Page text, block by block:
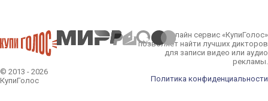
© 2013 - 2026
КупиГолос
Онлайн сервис «КупиГолос»
позволяет найти лучших дикторов
для записи видео или аудио
рекламы.
Политика конфиденциальности